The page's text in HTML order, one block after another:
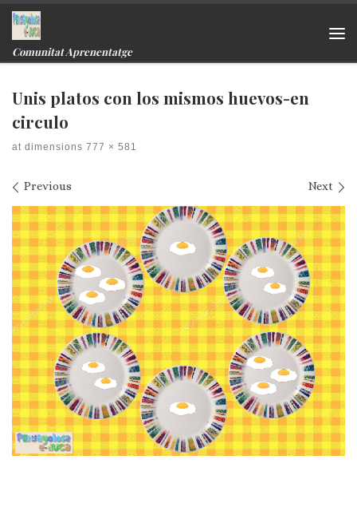
Skip to content
Comunitat Aprenentatge
Unis platos con los mismos huevos-en
circulo
at dimensions 777 × 581
Images navigation
Previous Next